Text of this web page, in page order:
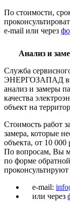
По стоимости,
e-mail или через
Анализ и
Служба
ЭНЕРГОЗАПАД
анализ и замеры
качества
объект на
Стоимость работ
замера, которые
объекта, от 10
По вопросам, Вы
по форме
e-mail:
или через